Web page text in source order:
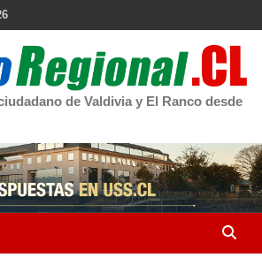
de Valdivia y El Ranco desde